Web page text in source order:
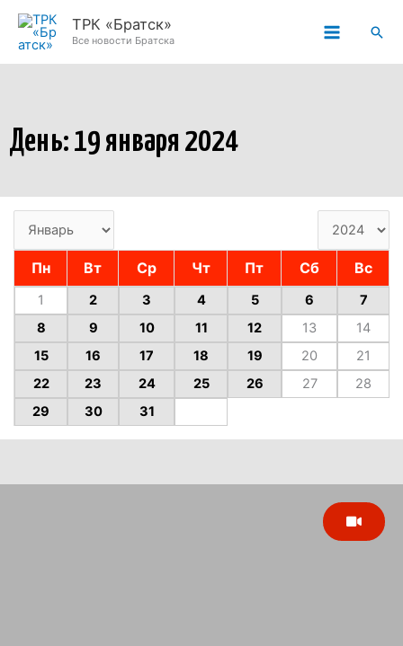
Перейти
ТРК «Братск»
Все новости Братска
День: 19 января 2024
Пн Вт Ср Чт Пт Сб Вс
1 2 3 4 5 6
7
8
9 10 11 12 13
14
15
16 17 18 19 20
21
22
23 24 25 26 27
28
29
30 31